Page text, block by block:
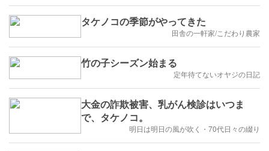
タケノコの季節がやってきた
田舎の一軒家/こだわり農家
竹の子シーズン始まる
定年待てないオヤジの日記
大金の詐欺被害、乳がん検診はいつま
で、タケノコ。
明日は明日の風が吹く・70代日々の綴り